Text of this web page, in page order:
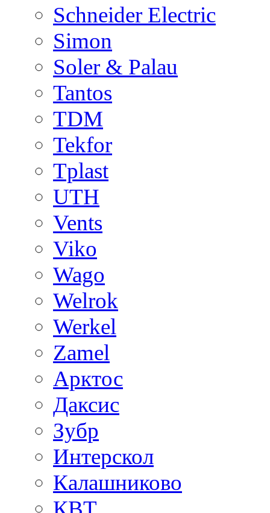
Schneider Electric
Simon
Soler & Palau
Tantos
TDM
Tekfor
Tplast
UTH
Vents
Viko
Wago
Welrok
Werkel
Zamel
Арктос
Даксис
Зубр
Интерскол
Калашниково